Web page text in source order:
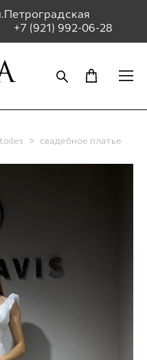
+7 (921) 992-06-28
> свадебное платье